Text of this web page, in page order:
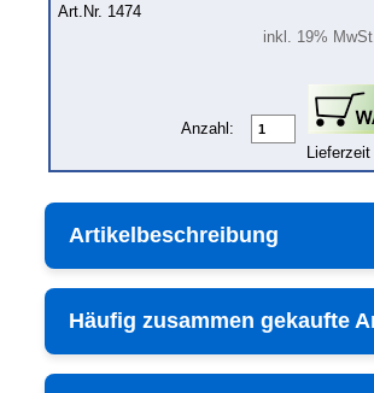
Art.Nr. 1474
inkl. 19%
Anzahl:
Artikelbeschreibung
Häufig zusammen gekaufte